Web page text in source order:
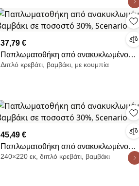
37,79 €
Παπλωματοθήκη από ανακυκλωμένο
βαμβάκι σε ποσοστό 30%, Scenario
Διπλό κρεβάτι, βαμβάκι, με κουμπία
45,49 €
Παπλωματοθήκη από ανακυκλωμένο
βαμβάκι σε ποσοστό 30%, Scenario
240×220 εκ, διπλό κρεβάτι, βαμβάκι